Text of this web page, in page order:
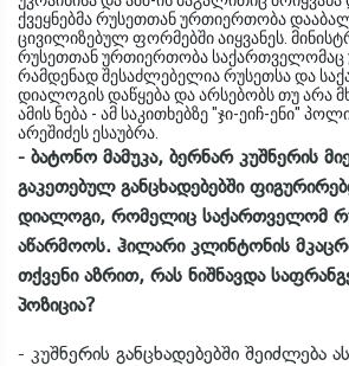
ქვეყნებმა რუსეთთან ურთიერთობა
ცივილიზებულ ფორმებში აიყვანეს.
რუსეთთან ურთიერთობა საქართველომაც
რამდენად შესაძლებელია რუსეთსა და
დიალოგის დაწყება და არსებობს თუ არა
ამის ნება - ამ საკითხებზე "ჯი-ეიჩ-ენი"
არეშიძეს ესაუბრა.
- ბატონო მამუკა, ბერნარ კუშნერის
გაკეთებულ განცხადებებში
დიალოგი, რომელიც საქართველომ
აწარმოოს. ჰილარი კლინტონის
თქვენი აზრით, რას ნიშნავდა
პოზიცია?
- კუშნერის განცხადებებში შეიძლება